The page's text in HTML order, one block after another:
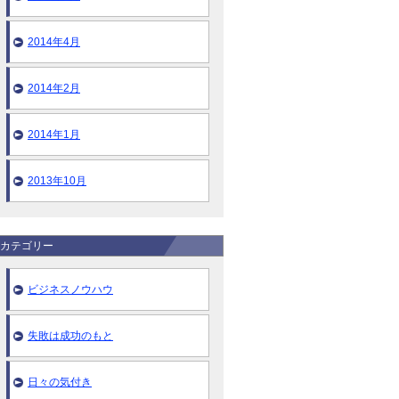
2014年4月
2014年2月
2014年1月
2013年10月
カテゴリー
ビジネスノウハウ
失敗は成功のもと
日々の気付き